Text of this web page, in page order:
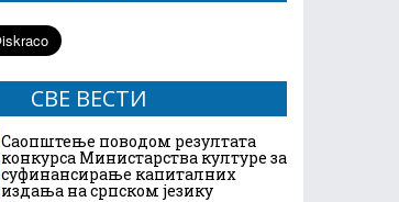
СВЕ ВЕСТИ
Саопштење поводом резултата
конкурса Министарства културе за
суфинансирање капиталних
издања на српском језику